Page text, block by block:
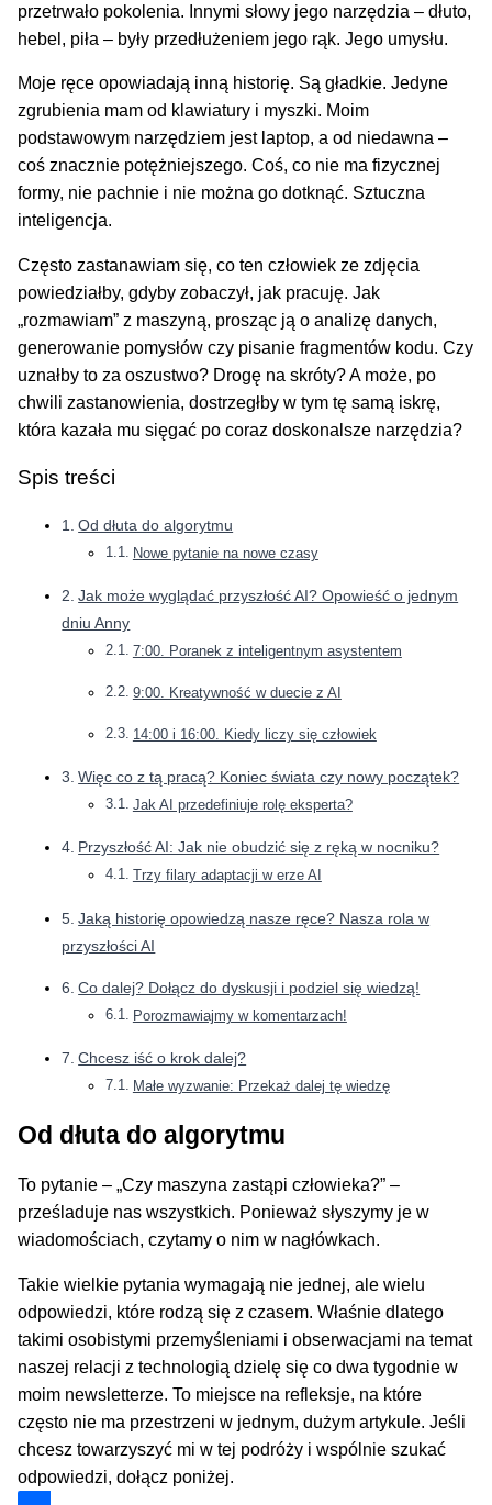
przetrwało pokolenia. Innymi słowy jego narzędzia – dłuto,
hebel, piła – były przedłużeniem jego rąk. Jego umysłu.
Moje ręce opowiadają inną historię. Są gładkie. Jedyne
zgrubienia mam od klawiatury i myszki. Moim
podstawowym narzędziem jest laptop, a od niedawna –
coś znacznie potężniejszego. Coś, co nie ma fizycznej
formy, nie pachnie i nie można go dotknąć. Sztuczna
inteligencja.
Często zastanawiam się, co ten człowiek ze zdjęcia
powiedziałby, gdyby zobaczył, jak pracuję. Jak
„rozmawiam” z maszyną, prosząc ją o analizę danych,
generowanie pomysłów czy pisanie fragmentów kodu. Czy
uznałby to za oszustwo? Drogę na skróty? A może, po
chwili zastanowienia, dostrzegłby w tym tę samą iskrę,
która kazała mu sięgać po coraz doskonalsze narzędzia?
Spis treści
Od dłuta do algorytmu
Nowe pytanie na nowe czasy
Jak może wyglądać przyszłość AI? Opowieść o jednym
dniu Anny
7:00. Poranek z inteligentnym asystentem
9:00. Kreatywność w duecie z AI
14:00 i 16:00. Kiedy liczy się człowiek
Więc co z tą pracą? Koniec świata czy nowy początek?
Jak AI przedefiniuje rolę eksperta?
Przyszłość AI: Jak nie obudzić się z ręką w nocniku?
Trzy filary adaptacji w erze AI
Jaką historię opowiedzą nasze ręce? Nasza rola w
przyszłości AI
Co dalej? Dołącz do dyskusji i podziel się wiedzą!
Porozmawiajmy w komentarzach!
Chcesz iść o krok dalej?
Małe wyzwanie: Przekaż dalej tę wiedzę
Od dłuta do algorytmu
To pytanie – „Czy maszyna zastąpi człowieka?” –
prześladuje nas wszystkich. Ponieważ słyszymy je w
wiadomościach, czytamy o nim w nagłówkach.
Takie wielkie pytania wymagają nie jednej, ale wielu
odpowiedzi, które rodzą się z czasem. Właśnie dlatego
takimi osobistymi przemyśleniami i obserwacjami na temat
naszej relacji z technologią dzielę się co dwa tygodnie w
moim newsletterze. To miejsce na refleksje, na które
często nie ma przestrzeni w jednym, dużym artykule. Jeśli
chcesz towarzyszyć mi w tej podróży i wspólnie szukać
odpowiedzi, dołącz poniżej.